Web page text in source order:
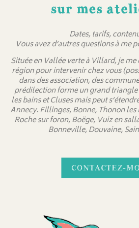
sur mes
Dates, tarifs,
Vous avez d’autres questions à me
Située en Vallée verte à Villard, je
région pour intervenir chez vous
dans des association, des
prédilection forme un grand triangle
les bains et Cluses mais peut
Annecy. Fillinges, Bonne, Thonon les
Roche sur foron, Boëge, Vuiz en
Bonneville, Douvaine,
CONTACTEZ-